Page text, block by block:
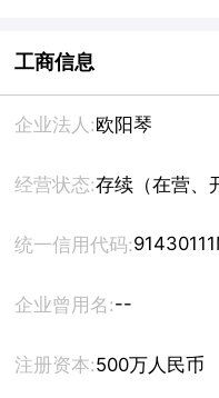
工商信息
企业法人:欧阳琴
经营状态:存续（在营、
统一信用代码:
企业曾用名:--
注册资本:500万人民币